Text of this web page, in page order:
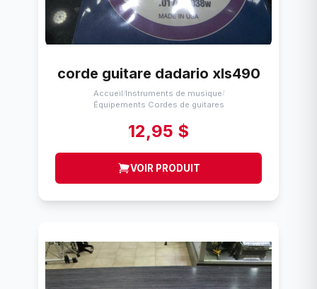
corde guitare dadario xls490
Accueil/Instruments de musique/
Équipements Cordes de guitares
12,95 $
VOIR PRODUIT